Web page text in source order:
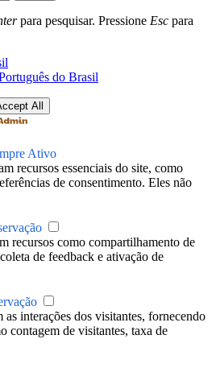
para pesquisar. Pressione Esc para
do Brasil
All
Ativo
recursos essenciais do site, como
de consentimento. Eles não
recursos como compartilhamento de
de feedback e ativação de
interações dos visitantes, fornecendo
contagem de visitantes, taxa de